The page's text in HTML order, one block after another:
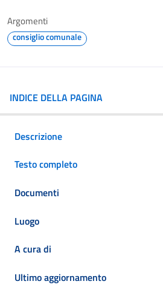
Argomenti
consiglio comunale
INDICE DELLA PAGINA
Descrizione
Testo completo
Documenti
Luogo
A cura di
Ultimo aggiornamento